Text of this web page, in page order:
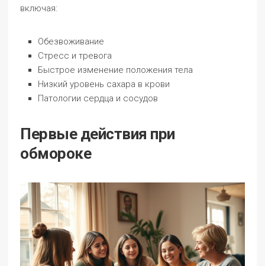
включая:
Обезвоживание
Стресс и тревога
Быстрое изменение положения тела
Низкий уровень сахара в крови
Патологии сердца и сосудов
Первые действия при
обмороке